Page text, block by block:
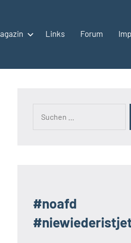
Links Forum
#noafd